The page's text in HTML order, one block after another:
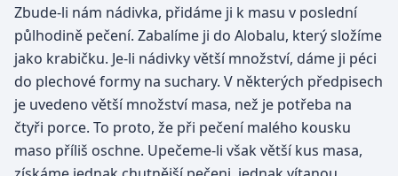
Zbude-li nám nádivka, přidáme ji k masu v poslední
půlhodině pečení. Zabalíme ji do Alobalu, který složíme
jako krabičku. Je-li nádivky větší množství, dáme ji péci
do plechové formy na suchary. V některých předpisech
je uvedeno větší množství masa, než je potřeba na
čtyři porce. To proto, že při pečení malého kousku
maso příliš oschne. Upečeme-li však větší kus masa,